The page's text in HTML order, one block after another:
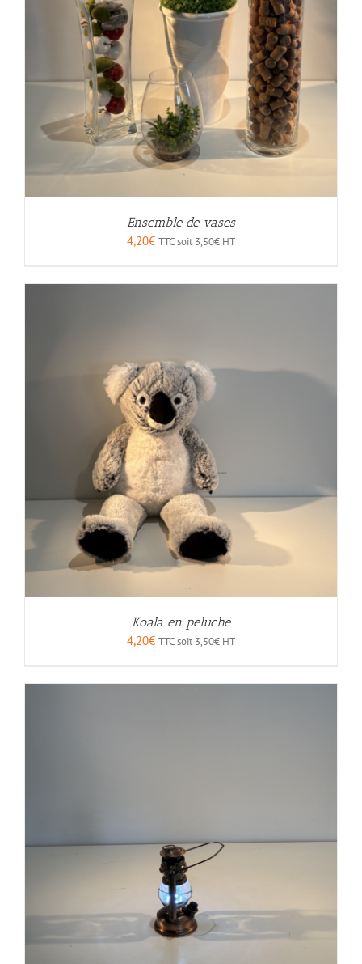
Ensemble de vases
4,20€ TTC soit 3,50€ HT
Koala en peluche
4,20€ TTC soit 3,50€ HT